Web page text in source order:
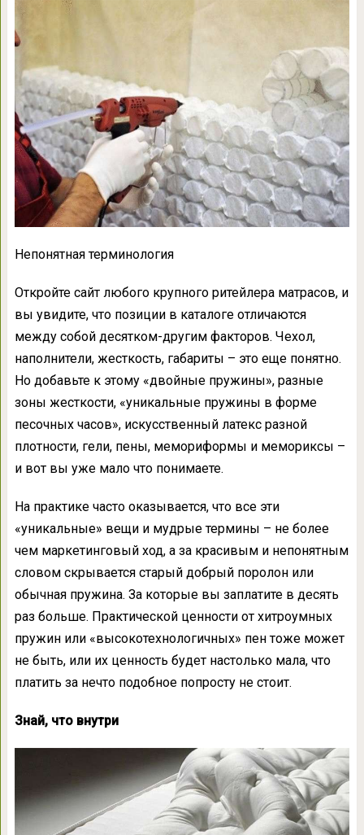
Непонятная терминология
Откройте сайт любого крупного ритейлера матрасов, и
вы увидите, что позиции в каталоге отличаются
между собой десятком-другим факторов. Чехол,
наполнители, жесткость, габариты – это еще понятно.
Но добавьте к этому «двойные пружины», разные
зоны жесткости, «уникальные пружины в форме
песочных часов», искусственный латекс разной
плотности, гели, пены, мемориформы и мемориксы –
и вот вы уже мало что понимаете.
На практике часто оказывается, что все эти
«уникальные» вещи и мудрые термины – не более
чем маркетинговый ход, а за красивым и непонятным
словом скрывается старый добрый поролон или
обычная пружина. За которые вы заплатите в десять
раз больше. Практической ценности от хитроумных
пружин или «высокотехнологичных» пен тоже может
не быть, или их ценность будет настолько мала, что
платить за нечто подобное попросту не стоит.
Знай, что внутри